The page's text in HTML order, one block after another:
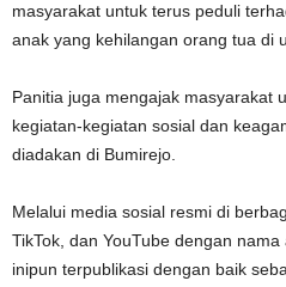
masyarakat untuk terus peduli
anak yang kehilangan orang tua di
Panitia juga mengajak masyarakat
kegiatan-kegiatan sosial dan
diadakan di Bumirejo.
Melalui media sosial resmi di
TikTok, dan YouTube dengan
inipun terpublikasi dengan baik